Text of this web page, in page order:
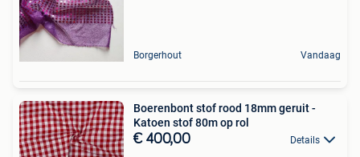
Borgerhout Vandaag
Boerenbont stof rood 18mm geruit -
Katoen stof 80m op rol
€ 400,00 Details